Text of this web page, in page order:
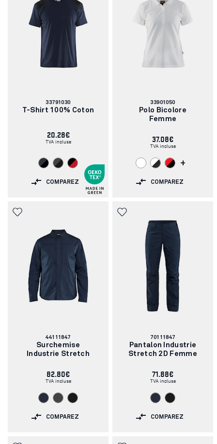
Numéro
d'article:
33791030
T-Shirt 100% Coton
20.28€
TVA incluse
COMPAREZ
Numéro
d'article:
33901050
Polo Bicolore
Femme
37.08€
TVA incluse
+
COMPAREZ
Numéro
d'article:
44111847
Surchemise
Industrie Stretch
82.80€
TVA incluse
COMPAREZ
Numéro
d'article:
70111847
Pantalon Industrie
Stretch 2D Femme
71.88€
TVA incluse
COMPAREZ